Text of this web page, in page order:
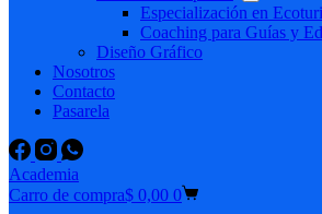
Especialización en
Coaching para Guías y
Diseño Gráfico
Nosotros
Contacto
Pasarela
Academia
Carro de compra$ 0,00 0